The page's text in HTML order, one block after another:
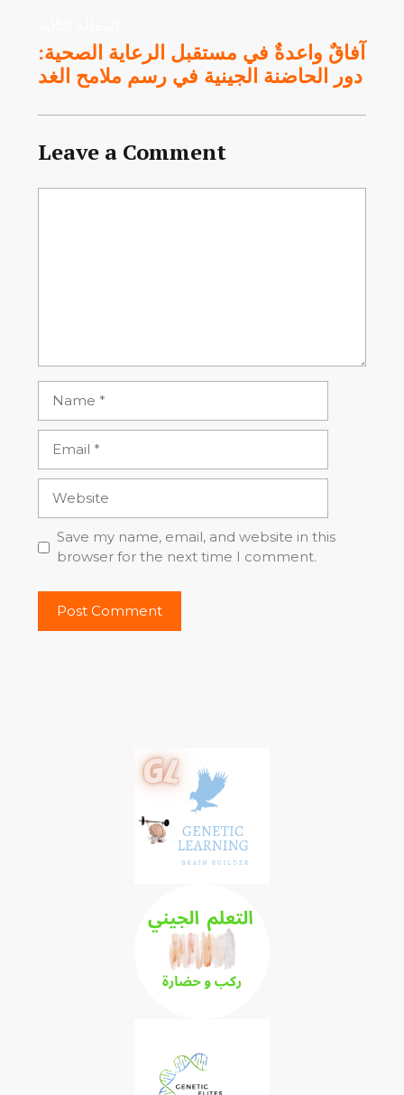
آفاقٌ واعدةٌ في مستقبل الرعاية الصحية:
دور الحاضنة الجينية في رسم ملامح الغد
Leave a Comment
Save my name, email, and website in this
browser for the next time I comment.